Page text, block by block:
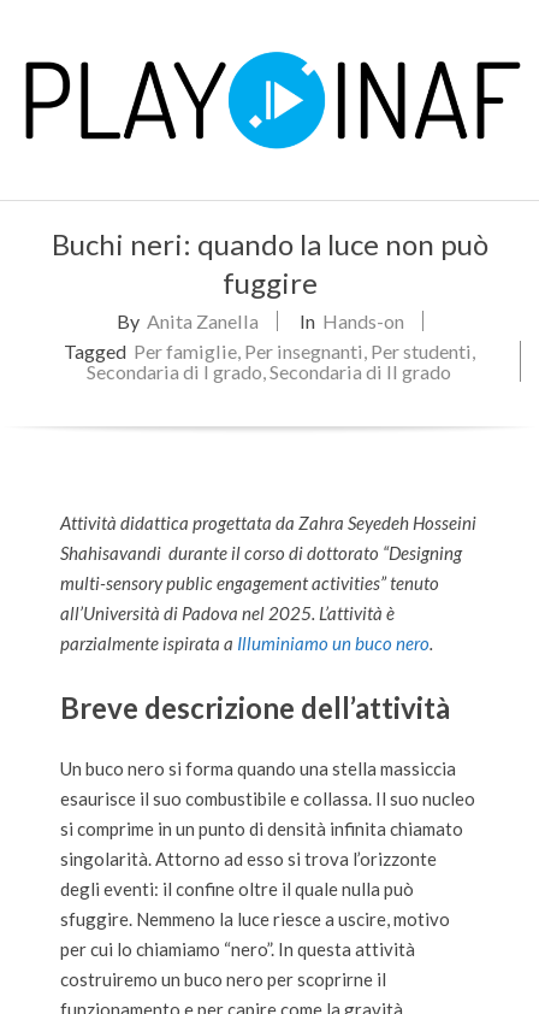
content
P
Navigation
Buchi neri: quando la luce non può
fuggire
By Anita Zanella In Hands-on
Tagged Per famiglie, Per insegnanti, Per studenti,
Secondaria di I grado,Secondaria di II grado
Attività didattica progettata da Zahra Seyedeh Hosseini
Shahisavandi durante il corso di dottorato “Designing
multi-sensory public engagement activities” tenuto
all’Università di Padova nel 2025. L’attività è
parzialmente ispirata a Illuminiamo un buco nero.
Breve descrizione dell’attività
Un buco nero si forma quando una stella massiccia
esaurisce il suo combustibile e collassa. Il suo nucleo
si comprime in un punto di densità infinita chiamato
singolarità. Attorno ad esso si trova l’orizzonte
degli eventi: il confine oltre il quale nulla può
sfuggire. Nemmeno la luce riesce a uscire, motivo
per cui lo chiamiamo “nero”. In questa attività
costruiremo un buco nero per scoprirne il
funzionamento e per capire come la gravità